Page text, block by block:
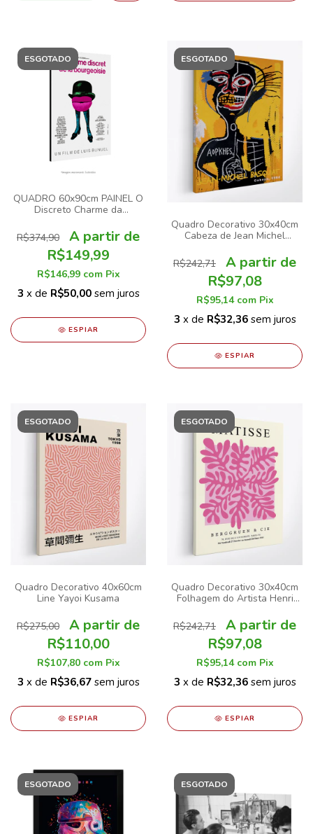
ESGOTADO
QUADRO 60x90cm PAINEL O
Discreto Charme da
R$374,90
R$149,99
R$146,99 com Pix
3 x de R$50,00 sem juros
ESPIAR
ESGOTADO
Quadro Decorativo 30x40cm
Cabeza de Jean Michel
R$242,71
R$97,08
R$95,14 com Pix
3 x de R$32,36 sem juros
ESPIAR
ESGOTADO
Quadro Decorativo 40x60cm
Line Yayoi Kusama
R$275,00
R$110,00
R$107,80 com Pix
3 x de R$36,67 sem juros
ESPIAR
ESGOTADO
Quadro Decorativo 30x40cm
Folhagem do Artista Henri
R$242,71
R$97,08
R$95,14 com Pix
3 x de R$32,36 sem juros
ESPIAR
ESGOTADO ESGOTADO